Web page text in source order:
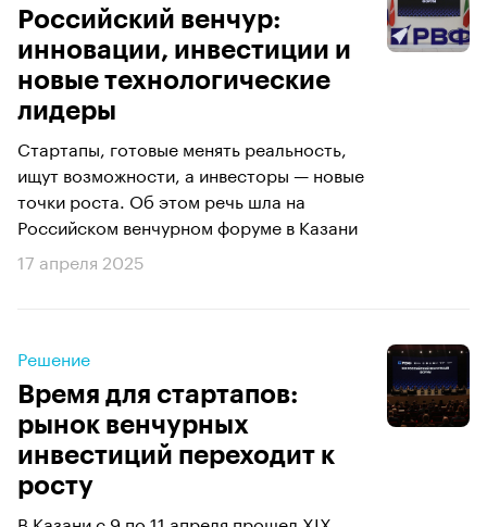
Российский венчур:
инновации, инвестиции и
новые технологические
лидеры
Стартапы, готовые менять реальность,
ищут возможности, а инвесторы — новые
точки роста. Об этом речь шла на
Российском венчурном форуме в Казани
17 апреля 2025
Решение
Время для стартапов:
рынок венчурных
инвестиций переходит к
росту